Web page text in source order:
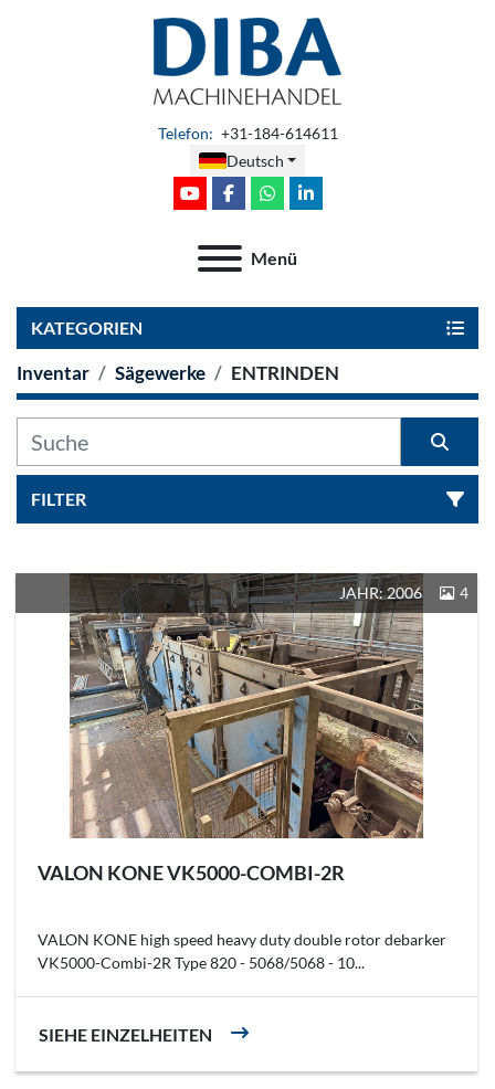
Telefon: +31-184-614611
Deutsch
youtubefacebookwhatsapplinkedin
Menü
KATEGORIEN
Inventar Sägewerke ENTRINDEN
FILTER
JAHR: 2006 4
VALON KONE VK5000-COMBI-2R
VALON KONE high speed heavy duty double rotor debarker
VK5000-Combi-2R Type 820 - 5068/5068 - 10...
SIEHE EINZELHEITEN